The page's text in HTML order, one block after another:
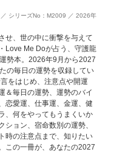
シリーズNo：M2009 ／ 2026年
せ、世の中に衝撃を与えて
Love Me Doが占う、守護龍
勢本。2026年9月から2027
の毎日の運勢を収録してい
をはじめ、注意点や開運
＆毎日の運勢、運勢のバイ
恋愛運、仕事運、金運、健
、何をやってもうまくいか
ション、宿命数別の運勢、
時の注意点まで、知りたい
この一冊が、あなたの2027